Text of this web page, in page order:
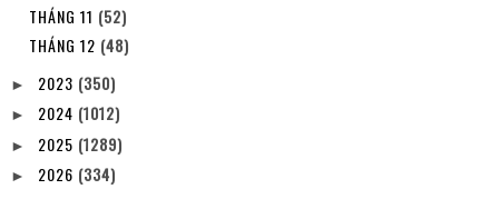
THÁNG 11 (52)
THÁNG 12 (48)
► 2023 (350)
► 2024 (1012)
► 2025 (1289)
► 2026 (334)